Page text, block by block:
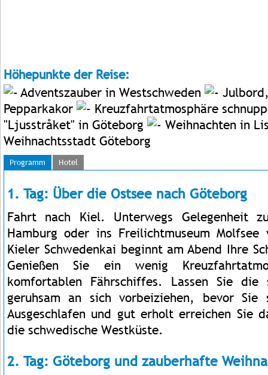
Höhepunkte der Reise:
Adventszauber in Westschweden
Pepparkakor
Kreuzfahrtatmosphäre
"Ljusstråket" in Göteborg
Weihnachten in
Weihnachtsstadt Göteborg
Programm Hotel
1. Tag: Über die Ostsee nach Göteborg
Fahrt nach Kiel. Unterwegs Gelegenheit
Hamburg oder ins Freilichtmuseum
Kieler Schwedenkai beginnt am Abend Ihre
Genießen Sie ein wenig
komfortablen Fährschiffes. Lassen Sie die
geruhsam an sich vorbeiziehen, bevor Sie
Ausgeschlafen und gut erholt erreichen Sie
die schwedische Westküste.
2. Tag: Göteborg und zauberhafte